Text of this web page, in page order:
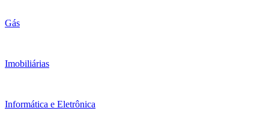
Gás
Imobiliárias
Informática e Eletrônica